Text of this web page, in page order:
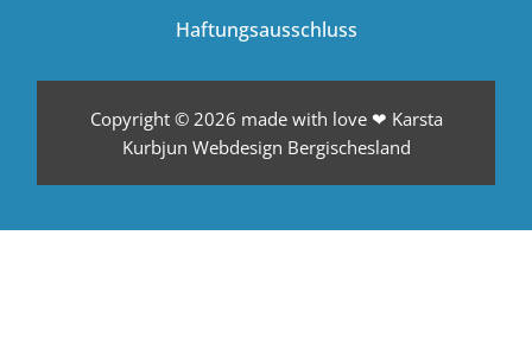
Haftungsausschluss
Copyright © 2026 made with love ❤ Karsta
Kurbjun Webdesign Bergischesland